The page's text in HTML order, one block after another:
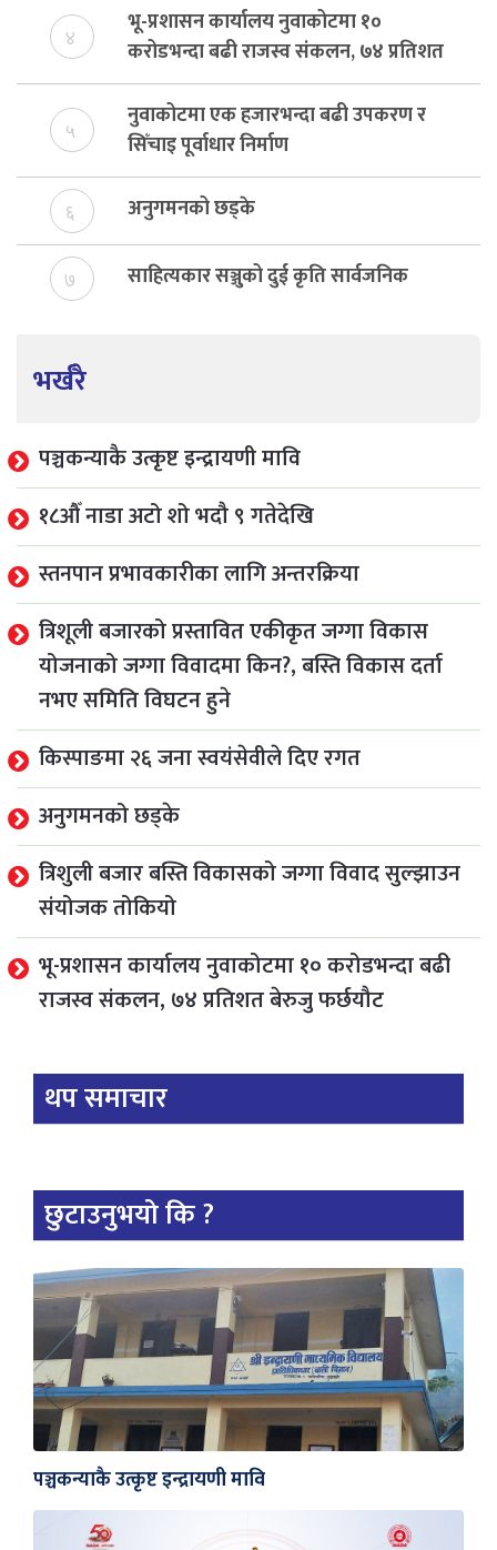
४
भू-प्रशासन कार्यालय नुवाकोटमा १०
करोडभन्दा बढी राजस्व संकलन, ७४ प्रतिशत
बेरुजु फर्छयौट
५
नुवाकोटमा एक हजारभन्दा बढी उपकरण र
सिँचाइ पूर्वाधार निर्माण
६ अनुगमनको छड्के
७ साहित्यकार सञ्जुको दुई कृति सार्वजनिक
भर्खरै
पञ्चकन्याकै उत्कृष्ट इन्द्रायणी मावि
१८औँ नाडा अटो शो भदौ ९ गतेदेखि
स्तनपान प्रभावकारीका लागि अन्तरक्रिया
त्रिशूली बजारको प्रस्तावित एकीकृत जग्गा विकास
योजनाको जग्गा विवादमा किन?, बस्ति विकास दर्ता
नभए समिति विघटन हुने
किस्पाङमा २६ जना स्वयंसेवीले दिए रगत
अनुगमनको छड्के
त्रिशुली बजार बस्ति विकासको जग्गा विवाद सुल्झाउन
संयोजक तोकियो
भू-प्रशासन कार्यालय नुवाकोटमा १० करोडभन्दा बढी
राजस्व संकलन, ७४ प्रतिशत बेरुजु फर्छयौट
थप समाचार
छुटाउनुभयो कि ?
पञ्चकन्याकै उत्कृष्ट इन्द्रायणी मावि